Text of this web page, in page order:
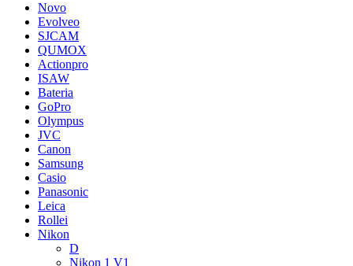
Novo
Evolveo
SJCAM
QUMOX
Actionpro
ISAW
Bateria
GoPro
Olympus
JVC
Canon
Samsung
Casio
Panasonic
Leica
Rollei
Nikon
D
Nikon 1 V1